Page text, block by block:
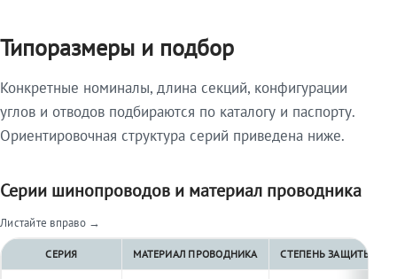
Типоразмеры и подбор
Конкретные номиналы, длина секций, конфигурации
углов и отводов подбираются по каталогу и паспорту.
Ориентировочная структура серий приведена ниже.
Серии шинопроводов и материал проводника
Листайте вправо →
СЕРИЯ МАТЕРИАЛ ПРОВОДНИКА СТЕПЕНЬ ЗАЩИТЫ